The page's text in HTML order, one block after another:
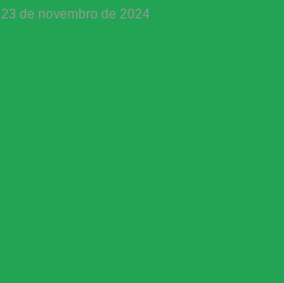
23 de novembro de 2024